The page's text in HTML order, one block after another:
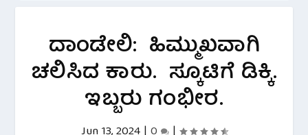
ದಾಂಡೇಲಿ: ಹಿಮ್ಮುಖವಾಗಿ
ಚಲಿಸಿದ ಕಾರು. ಸ್ಕೂಟಿಗೆ ಡಿಕ್ಕಿ.
ಇಬ್ಬರು ಗಂಭೀರ.